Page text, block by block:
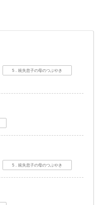
5．統失息子の母のつぶやき
5．統失息子の母のつぶやき